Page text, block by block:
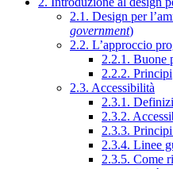
2.1. Design per
government)
2.2. L’approccio
2.2.1. Buone
2.2.2. Principi
2.3. Accessibilità
2.3.1.
2.3.2.
2.3.3.
2.3.4. Linee
2.3.5. Come